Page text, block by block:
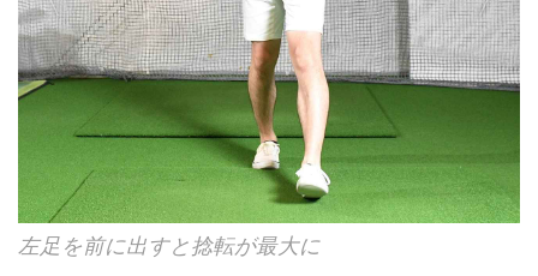
最大に 下半身から切り返す形が